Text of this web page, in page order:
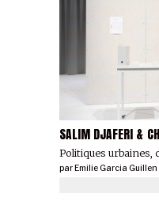
SALIM DJAFERI &
Politiques urbaines,
parEmilie Garcia Guillen